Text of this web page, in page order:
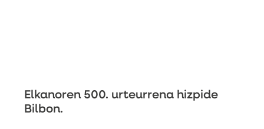
Elkanoren 500. urteurrena hizpide
Bilbon.